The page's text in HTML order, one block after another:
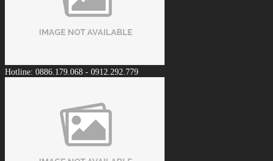
Hotline: 0886.179.068 - 0912.292.779